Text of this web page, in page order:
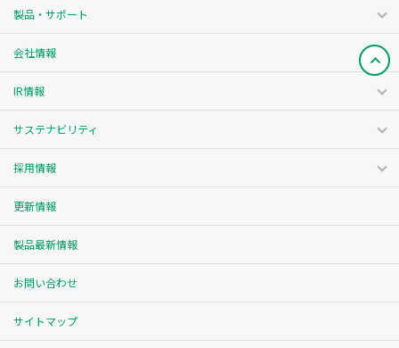
製品・サポート
会社情報
IR情報
サステナビリティ
採用情報
更新情報
製品最新情報
お問い合わせ
サイトマップ